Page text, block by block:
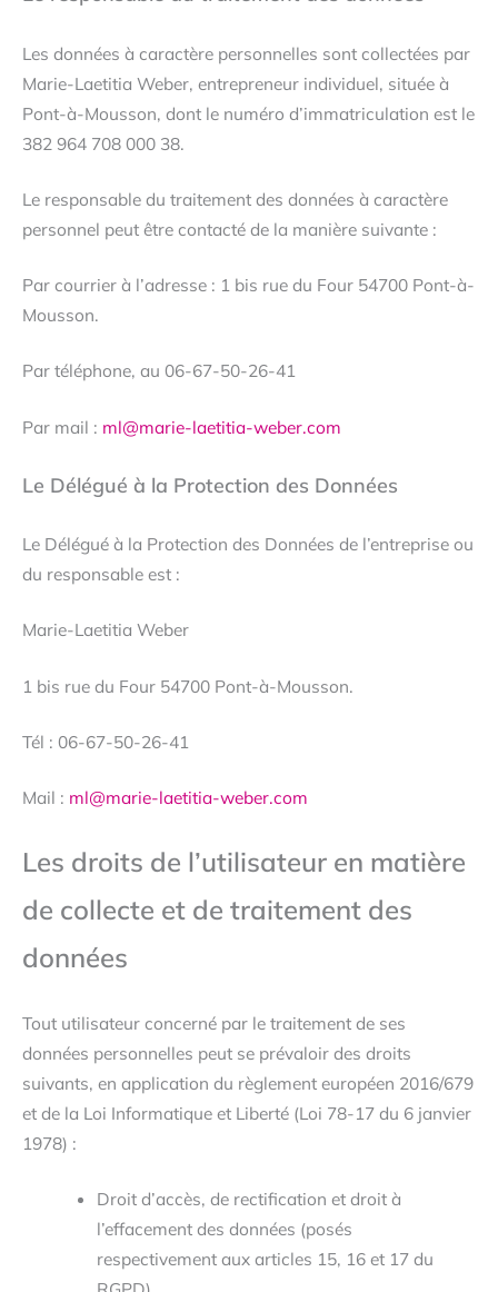
Les données à caractère personnelles sont collectées par
Marie-Laetitia Weber, entrepreneur individuel, située à
Pont-à-Mousson, dont le numéro d’immatriculation est le
382 964 708 000 38.
Le responsable du traitement des données à caractère
personnel peut être contacté de la manière suivante :
Par courrier à l’adresse : 1 bis rue du Four 54700 Pont-à-
Mousson.
Par téléphone, au 06-67-50-26-41
Par mail : ml@marie-laetitia-weber.com
Le Délégué à la Protection des Données
Le Délégué à la Protection des Données de l’entreprise ou
du responsable est :
Marie-Laetitia Weber
1 bis rue du Four 54700 Pont-à-Mousson.
Tél : 06-67-50-26-41
Mail : ml@marie-laetitia-weber.com
Les droits de l’utilisateur en matière
de collecte et de traitement des
données
Tout utilisateur concerné par le traitement de ses
données personnelles peut se prévaloir des droits
suivants, en application du règlement européen 2016/679
et de la Loi Informatique et Liberté (Loi 78-17 du 6 janvier
1978) :
Droit d’accès, de rectification et droit à
l’effacement des données (posés
respectivement aux articles 15, 16 et 17 du